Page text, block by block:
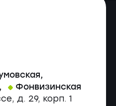
,
, Фонвизинская
д. 29, корп. 1